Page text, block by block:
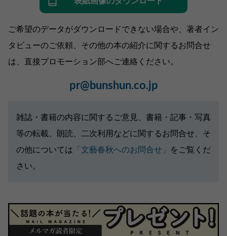
ご希望のデータがダウンロードできない場合や、著者イン
タビューのご依頼、その他の本の紹介に関するお問合せ
は、直接プロモーション部へご連絡ください。
pr@bunshun.co.jp
雑誌・書籍の内容に関するご意見、書籍・記事・写真
等の転載、朗読、二次利用などに関するお問合せ、そ
の他については 「文藝春秋へのお問合せ」
をご覧くだ
さい。